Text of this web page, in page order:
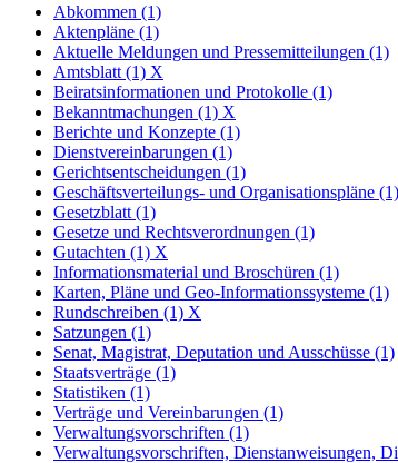
Abkommen (1)
Aktenpläne (1)
Aktuelle Meldungen und Pressemitteilungen (1)
Amtsblatt (1) X
Beiratsinformationen und Protokolle (1)
Bekanntmachungen (1) X
Berichte und Konzepte (1)
Dienstvereinbarungen (1)
Gerichtsentscheidungen (1)
Geschäftsverteilungs- und Organisationspläne (1)
Gesetzblatt (1)
Gesetze und Rechtsverordnungen (1)
Gutachten (1) X
Informationsmaterial und Broschüren (1)
Karten, Pläne und Geo-Informationssysteme (1)
Rundschreiben (1) X
Satzungen (1)
Senat, Magistrat, Deputation und Ausschüsse (1)
Staatsverträge (1)
Statistiken (1)
Verträge und Vereinbarungen (1)
Verwaltungsvorschriften (1)
Verwaltungsvorschriften, Dienstanweisungen,